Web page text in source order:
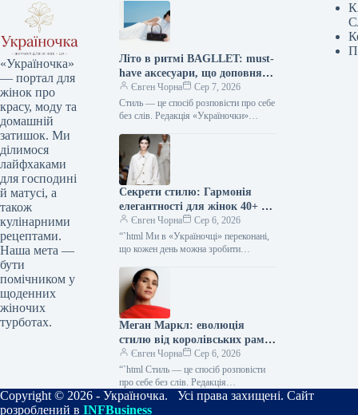
«Україночка»
— портал для
жінок про
красу, моду та
домашній
затишок. Ми
ділимося
лайфхаками
для господині
й матусі, а
також
кулінарними
рецептами.
Наша мета —
бути
помічником у
щоденних
жіночих
турботах.
Літо в ритмі BAGLLET: must-
have аксесуари, що доповнять
твій фешн-образ
Євген Чорна
Сер 7, 2026
Стиль — це спосіб розповісти про себе
без слів. Редакція «Україночки»
тенденціями, і сьогодні ми
підготували…
Секрети стилю: Гармонія
елегантності для жінок 40+ від
топ-стилістки
Євген Чорна
Сер 6, 2026
“`html Ми в «Україночці» переконані,
що кожен день можна зробити
трішки натхнення. Сьогодні ми
розбираємося…
Меган Маркл: еволюція
стилю від королівських рамок
до тренду тихої розкоші
Євген Чорна
Сер 6, 2026
“`html Стиль — це спосіб розповісти
про себе без слів. Редакція
«Україночки» уважно стежить за
останніми тенденціями, і сьогодні
Copyright © 2026 - Україночка. Усі права захищені. Сайт
розроблений в INFBusiness